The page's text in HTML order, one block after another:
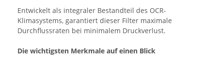
Entwickelt als integraler Bestandteil des OCR-
Klimasystems, garantiert dieser Filter maximale
Durchflussraten bei minimalem Druckverlust.
Die wichtigsten Merkmale auf einen Blick